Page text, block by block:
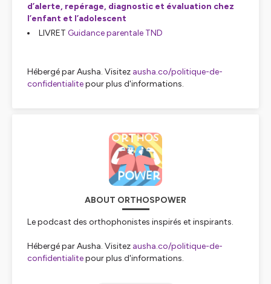
d’alerte, repérage, diagnostic et évaluation chez
l’enfant et l’adolescent
LIVRET Guidance parentale TND
Hébergé par Ausha. Visitez ausha.co/politique-de-
confidentialitepour plus d'informations.
ABOUT ORTHOSPOWER
Le podcast des orthophonistes inspirés et inspirants.
Hébergé par Ausha. Visitez ausha.co/politique-de-
confidentialitepour plus d'informations.